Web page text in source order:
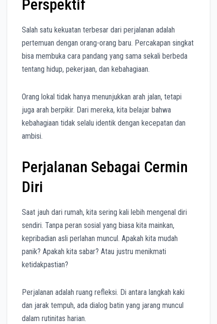
Perspektif
Salah satu kekuatan terbesar dari perjalanan adalah
pertemuan dengan orang-orang baru. Percakapan singkat
bisa membuka cara pandang yang sama sekali berbeda
tentang hidup, pekerjaan, dan kebahagiaan.
Orang lokal tidak hanya menunjukkan arah jalan, tetapi
juga arah berpikir. Dari mereka, kita belajar bahwa
kebahagiaan tidak selalu identik dengan kecepatan dan
ambisi.
Perjalanan Sebagai Cermin
Diri
Saat jauh dari rumah, kita sering kali lebih mengenal diri
sendiri. Tanpa peran sosial yang biasa kita mainkan,
kepribadian asli perlahan muncul. Apakah kita mudah
panik? Apakah kita sabar? Atau justru menikmati
ketidakpastian?
Perjalanan adalah ruang refleksi. Di antara langkah kaki
dan jarak tempuh, ada dialog batin yang jarang muncul
dalam rutinitas harian.